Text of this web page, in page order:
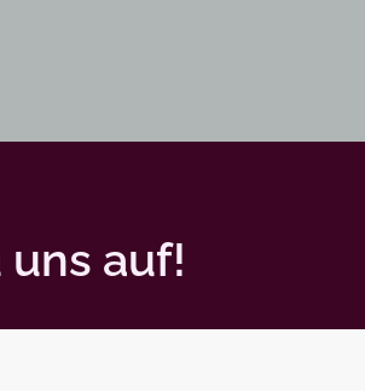
auf!